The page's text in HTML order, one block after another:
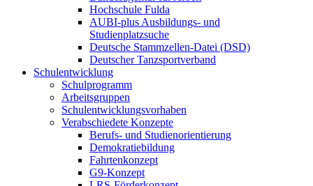
Hochschule Fulda
AUBI-plus Ausbildungs- und
Studienplatzsuche
Deutsche Stammzellen-Datei (DSD)
Deutscher Tanzsportverband
Schulentwicklung
Schulprogramm
Arbeitsgruppen
Schulentwicklungsvorhaben
Verabschiedete Konzepte
Berufs- und Studienorientierung
Demokratiebildung
Fahrtenkonzept
G9-Konzept